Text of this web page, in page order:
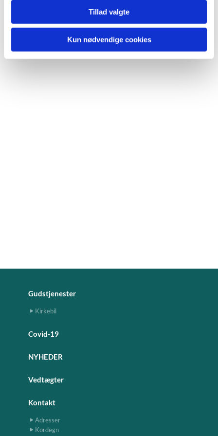
Tillad valgte
Kun nødvendige cookies
Du vil måske også kunne lide...
Gudstjenester
Kirkebil
Covid-19
NYHEDER
Vedtægter
Kontakt
Adresser
Kordegn